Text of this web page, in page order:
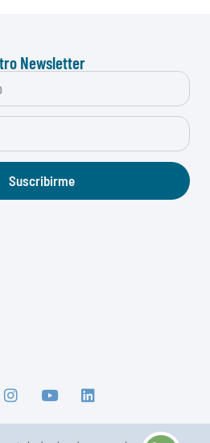
Newsletter
Suscribirme